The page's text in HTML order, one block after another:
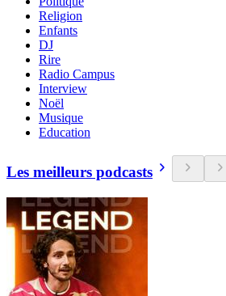
Religion
Enfants
DJ
Rire
Radio Campus
Interview
Noël
Musique
Education
Les meilleurs podcasts